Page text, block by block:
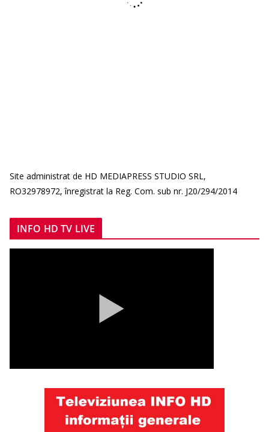
Site administrat de HD MEDIAPRESS STUDIO SRL,
RO32978972, înregistrat la Reg. Com. sub nr. J20/294/2014
INFO HD TV LIVE